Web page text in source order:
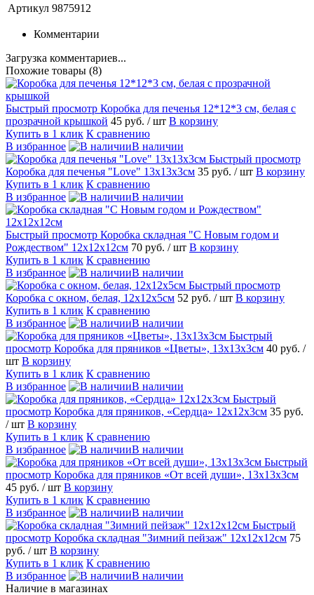
Артикул 9875912
Комментарии
Загрузка комментариев...
Похожие товары (8)
Быстрый просмотр Коробка для печенья 12*12*3 см, белая с
прозрачной крышкой 45 руб. / шт В корзину
Купить в 1 клик К сравнению
В избранное
В наличии
Быстрый просмотр
Коробка для печенья "Love" 13х13х3см 35 руб. / шт В корзину
Купить в 1 клик К сравнению
В избранное
В наличии
Быстрый просмотр Коробка складная "С Новым годом и
Рождеством" 12х12х12см 70 руб. / шт В корзину
Купить в 1 клик К сравнению
В избранное
В наличии
Быстрый просмотр
Коробка с окном, белая, 12х12х5см 52 руб. / шт В корзину
Купить в 1 клик К сравнению
В избранное
В наличии
Быстрый
просмотр Коробка для пряников «Цветы», 13х13х3см 40 руб. /
шт В корзину
Купить в 1 клик К сравнению
В избранное
В наличии
Быстрый
просмотр Коробка для пряников, «Сердца» 12х12х3см 35 руб.
/ шт В корзину
Купить в 1 клик К сравнению
В избранное
В наличии
Быстрый
просмотр Коробка для пряников «От всей души», 13х13х3см
45 руб. / шт В корзину
Купить в 1 клик К сравнению
В избранное
В наличии
Быстрый
просмотр Коробка складная "Зимний пейзаж" 12х12х12см 75
руб. / шт В корзину
Купить в 1 клик К сравнению
В избранное
В наличии
Наличие в магазинах